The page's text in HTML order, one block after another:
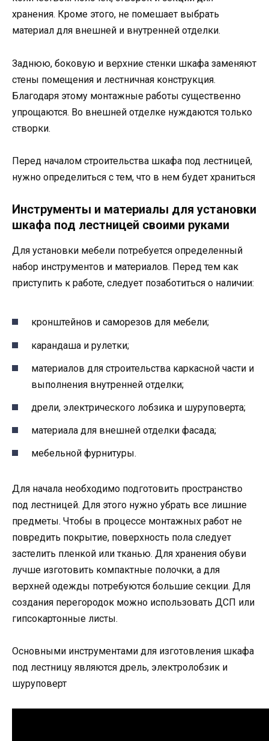
хранения. Кроме этого, не помешает выбрать
материал для внешней и внутренней отделки.
Заднюю, боковую и верхние стенки шкафа заменяют
стены помещения и лестничная конструкция.
Благодаря этому монтажные работы существенно
упрощаются. Во внешней отделке нуждаются только
створки.
Перед началом строительства шкафа под лестницей,
нужно определиться с тем, что в нем будет храниться
Инструменты и материалы для установки
шкафа под лестницей своими руками
Для установки мебели потребуется определенный
набор инструментов и материалов. Перед тем как
приступить к работе, следует позаботиться о наличии:
кронштейнов и саморезов для мебели;
карандаша и рулетки;
материалов для строительства каркасной части и
выполнения внутренней отделки;
дрели, электрического лобзика и шуруповерта;
материала для внешней отделки фасада;
мебельной фурнитуры.
Для начала необходимо подготовить пространство
под лестницей. Для этого нужно убрать все лишние
предметы. Чтобы в процессе монтажных работ не
повредить покрытие, поверхность пола следует
застелить пленкой или тканью. Для хранения обуви
лучше изготовить компактные полочки, а для
верхней одежды потребуются большие секции. Для
создания перегородок можно использовать ДСП или
гипсокартонные листы.
Основными инструментами для изготовления шкафа
под лестницу являются дрель, электролобзик и
шуруповерт